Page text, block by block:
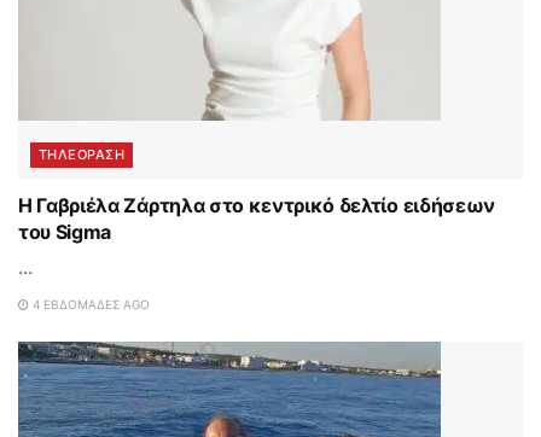
ΤΗΛΕΟΡΑΣΗ
Η Γαβριέλα Ζάρτηλα στο κεντρικό δελτίο ειδήσεων
του Sigma
...
4 ΕΒΔΟΜΆΔΕΣ AGO